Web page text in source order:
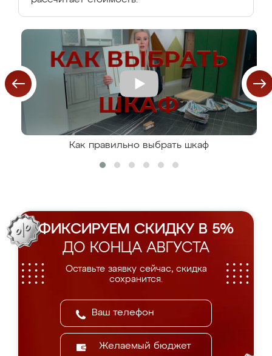
Как правильно выбрать шкаф
ФИКСИРУЕМ СКИДКУ В 5%
ДО КОНЦА АВГУСТА
Оставьте заявку сейчас, скидка
сохранится.
Желаемый бюджет